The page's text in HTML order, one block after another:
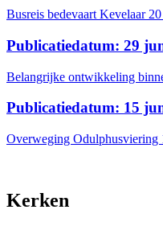
Busreis bedevaart Kevelaar
Publicatiedatum: 29
Belangrijke ontwikkeling
Publicatiedatum: 15
Overweging Odulphusviering
Kerken